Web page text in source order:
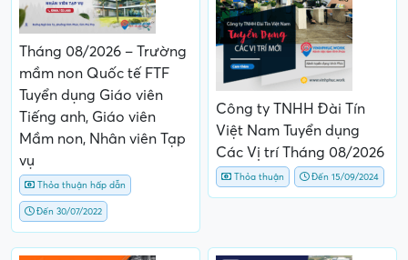
Tháng 08/2026 – Trường
mầm non Quốc tế FTF
Tuyển dụng Giáo viên
Tiếng anh, Giáo viên
Mầm non, Nhân viên Tạp
vụ
Thỏa thuận hấp dẫn
Đến 30/07/2022
Công ty TNHH Đài Tín
Việt Nam Tuyển dụng
Các Vị trí Tháng 08/2026
Thỏa thuận Đến 15/09/2024